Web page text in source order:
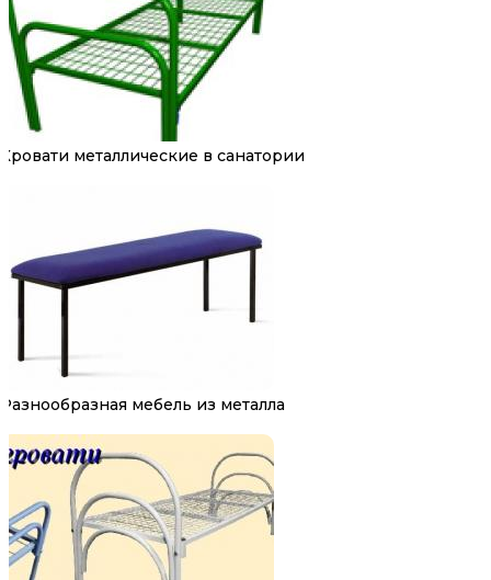
Кровати металлические в санатории
Разнообразная мебель из металла